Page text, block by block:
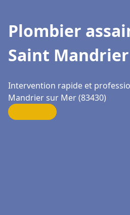
Plombier
Saint
Intervention rapide et
Mandrier sur Mer (83430)